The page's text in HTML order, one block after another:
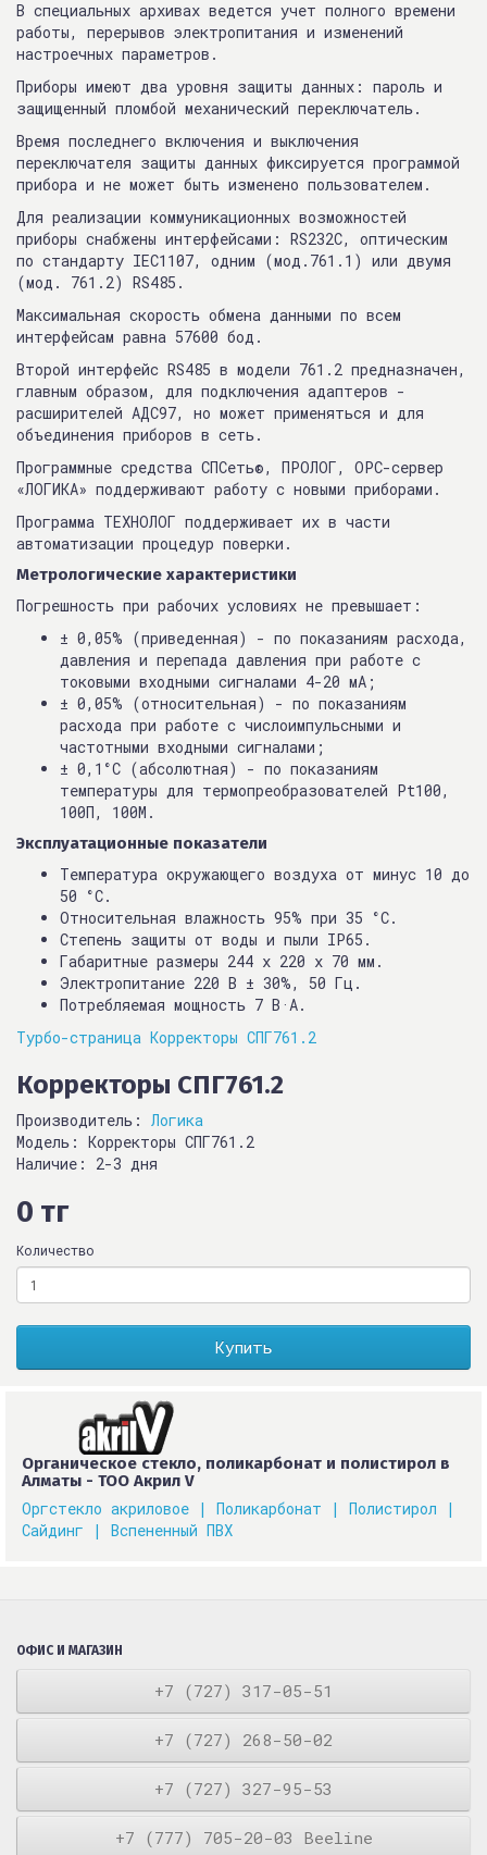
В специальных архивах ведется учет полного времени
работы, перерывов электропитания и изменений
настроечных параметров.
Приборы имеют два уровня защиты данных: пароль и
защищенный пломбой механический переключатель.
Время последнего включения и выключения
переключателя защиты данных фиксируется программой
прибора и не может быть изменено пользователем.
Для реализации коммуникационных возможностей
приборы снабжены интерфейсами: RS232C, оптическим
по стандарту IEC1107, одним (мод.761.1) или двумя
(мод. 761.2) RS485.
Максимальная скорость обмена данными по всем
интерфейсам равна 57600 бод.
Второй интерфейс RS485 в модели 761.2 предназначен,
главным образом, для подключения адаптеров -
расширителей АДС97, но может применяться и для
объединения приборов в сеть.
Программные средства СПСеть®, ПРОЛОГ, ОРС-сервер
«ЛОГИКА» поддерживают работу с новыми приборами.
Программа ТЕХНОЛОГ поддерживает их в части
автоматизации процедур поверки.
Метрологические характеристики
Погрешность при рабочих условиях не превышает:
± 0,05% (приведенная) - по показаниям расхода,
давления и перепада давления при работе с
токовыми входными сигналами 4-20 мА;
± 0,05% (относительная) - по показаниям
расхода при работе с числоимпульсными и
частотными входными сигналами;
± 0,1°C (абсолютная) - по показаниям
температуры для термопреобразователей Pt100,
100П, 100М.
Эксплуатационные показатели
Температура окружающего воздуха от минус 10 до
50 °C.
Относительная влажность 95% при 35 °C.
Степень защиты от воды и пыли IP65.
Габаритные размеры 244 x 220 x 70 мм.
Электропитание 220 В ± 30%, 50 Гц.
Потребляемая мощность 7 В·А.
Турбо-страница Корректоры СПГ761.2
Корректоры СПГ761.2
Производитель: Логика
Модель: Корректоры СПГ761.2
Наличие: 2-3 дня
0 тг
Количество
Купить
Органическое стекло, поликарбонат и полистирол в
Алматы - ТОО Акрил V
Оргстекло акриловое | Поликарбонат |
Полистирол |
Сайдинг |
Вспененный ПВХ
ОФИС И МАГАЗИН
+7 (727) 317-05-51
+7 (727) 268-50-02
+7 (727) 327-95-53
+7 (777) 705-20-03 Beeline